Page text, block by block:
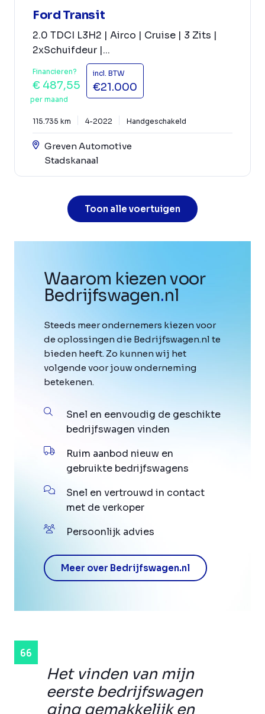
Ford Transit
2.0 TDCI L3H2 | Airco | Cruise | 3 Zits |
2xSchuifdeur |...
Financieren?
€ 487,55
per maand
incl. BTW
€21.000
115.735 km 4-2022 Handgeschakeld
Greven Automotive
Stadskanaal
Toon alle voertuigen
Het vinden van mijn
eerste bedrijfswagen
ging gemakkelijk en
Waarom kiezen voor
Bedrijfswagen.nl
Steeds meer ondernemers kiezen voor
de oplossingen die Bedrijfswagen.nl te
bieden heeft. Zo kunnen wij het
volgende voor jouw onderneming
betekenen.
Snel en eenvoudig de geschikte
bedrijfswagen vinden
Ruim aanbod nieuw en
gebruikte bedrijfswagens
Snel en vertrouwd in contact
met de verkoper
Persoonlijk advies
Meer over Bedrijfswagen.nl